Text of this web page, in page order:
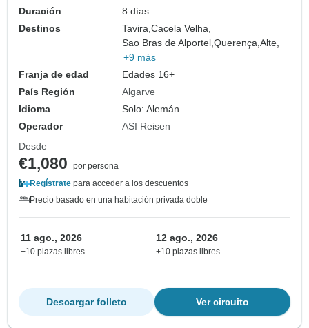
Duración
8 días
Destinos
Tavira,Cacela Velha,
Sao Bras de Alportel,Querença,Alte,
+9 más
Franja de edad
Edades 16+
País Región
Algarve
Idioma
Solo: Alemán
Operador
ASI Reisen
Desde
€1,080
por persona
Regístrate para acceder a los descuentos
Precio basado en una habitación privada doble
11 ago., 2026
+10 plazas libres
12 ago., 2026
+10 plazas libres
Ver circuito
Descargar folleto